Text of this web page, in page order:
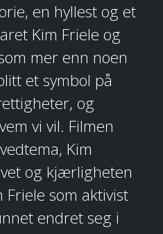
en hyllest og et
Kim Friele og
mer enn noen
et symbol på
og
vi vil. Filmen
Kim
og kjærligheten
Friele som aktivist
endret seg i